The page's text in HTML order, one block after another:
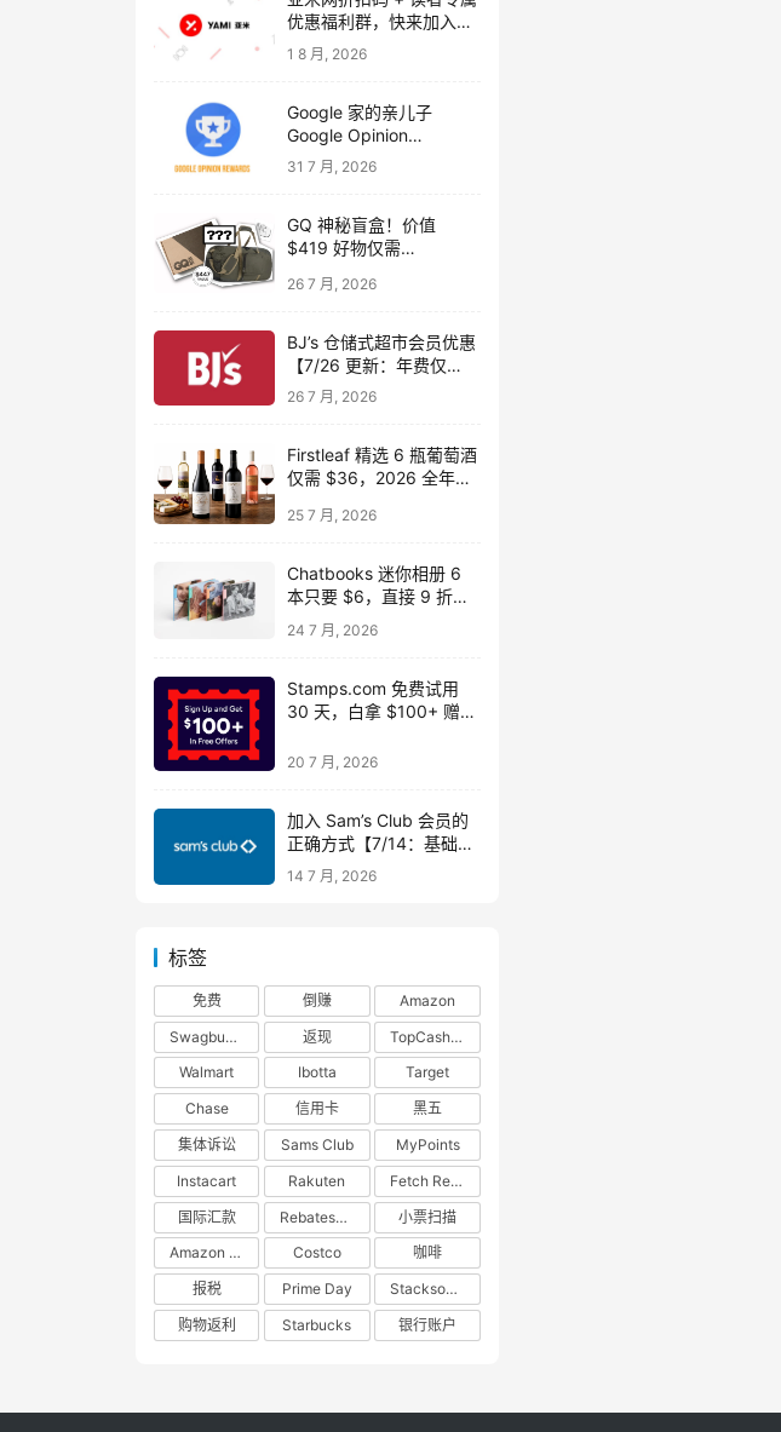
优惠福利群，快来加入吧
～【附 2026 年 8-9 月折
扣码，注册奖励 $20】
1 8 月, 2026
Google 家的亲儿子
Google Opinion
Rewards 做调查问卷拿现
31 7 月, 2026
GQ 神秘盲盒！价值
$419 好物仅需
耳机、Go Pac 旅行包、
26 7 月, 2026
BJ’s 仓储式超市会员优惠
【7/26 更新：年费仅
$14】
26 7 月, 2026
Firstleaf 精选 6 瓶葡萄酒
仅需 $36，2026 全年免
25 7 月, 2026
Chatbooks 迷你相册 6
本只要 $6，直接 9 折省
$54 还包邮！
24 7 月, 2026
Stamps.com 免费试用
30 天，白拿 $100+ 赠品
20 7 月, 2026
加入 Sam’s Club 会员的
正确方式【7/14：基础版
仅 $25！】
14 7 月, 2026
标签
免费 倒赚
Amazon
Swagbucks
返现
TopCashback
Walmart
Ibotta
Target
Chase
信用卡
黑五
集体诉讼
Sams Club
MyPoints
Instacart
Rakuten
Fetch Rewards
国际汇款
RebatesMe
小票扫描
Amazon Prime
Costco
咖啡
报税
Prime Day
Stacksocial
购物返利
Starbucks 银行账户